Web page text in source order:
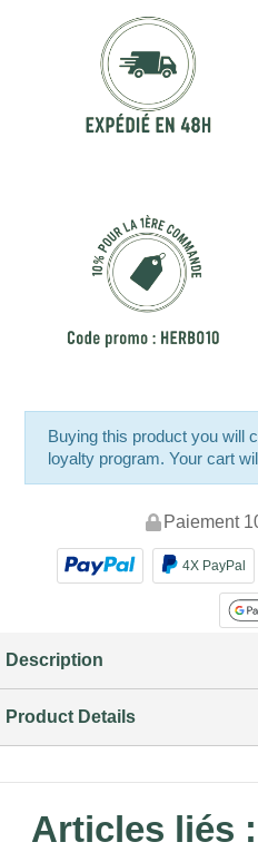
Buying this product you will
loyalty program. Your cart
Paiement
4X PayPal
Description
Product Details
Articles liés :